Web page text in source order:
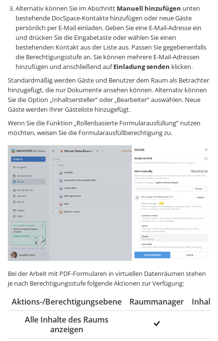
Alternativ können Sie im Abschnitt Manuell hinzufügen unten
bestehende DocSpace-Kontakte hinzufügen oder neue Gäste
persönlich per E-Mail einladen. Geben Sie eine E-Mail-Adresse ein
und drücken Sie die Eingabetaste oder wählen Sie einen
bestehenden Kontakt aus der Liste aus. Passen Sie gegebenenfalls
die Berechtigungsstufe an. Sie können mehrere E-Mail-Adressen
hinzufügen und anschließend aufEinladung senden klicken.
Standardmäßig werden Gäste und Benutzer dem Raum als Betrachter
hinzugefügt, die nur Dokumente ansehen können. Alternativ können
Sie die Option „Inhaltsersteller“ oder „Bearbeiter“ auswählen. Neue
Gäste werden Ihrer Gästeliste hinzugefügt.
Wenn Sie die Funktion „Rollenbasierte Formularausfüllung“ nutzen
möchten, weisen Sie die Formularausfüllberechtigung zu.
Bei der Arbeit mit PDF-Formularen in virtuellen Datenräumen stehen
je nach Berechtigungsstufe folgende Aktionen zur Verfügung:
Aktions-/Berechtigungsebene Raummanager
Alle Inhalte des Raums
anzeigen